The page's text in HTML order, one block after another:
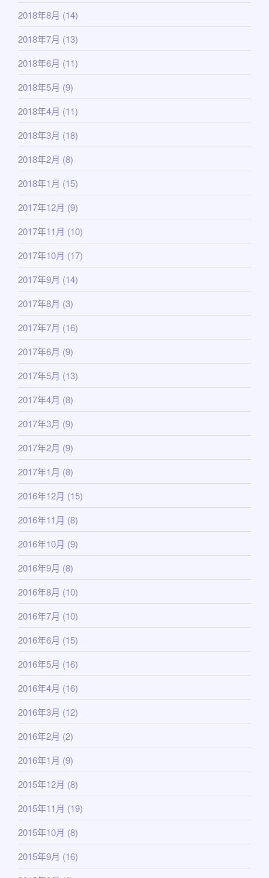
2018年8月 (14)
2018年7月 (13)
2018年6月 (11)
2018年5月 (9)
2018年4月 (11)
2018年3月 (18)
2018年2月 (8)
2018年1月 (15)
2017年12月 (9)
2017年11月 (10)
2017年10月 (17)
2017年9月 (14)
2017年8月 (3)
2017年7月 (16)
2017年6月 (9)
2017年5月 (13)
2017年4月 (8)
2017年3月 (9)
2017年2月 (9)
2017年1月 (8)
2016年12月 (15)
2016年11月 (8)
2016年10月 (9)
2016年9月 (8)
2016年8月 (10)
2016年7月 (10)
2016年6月 (15)
2016年5月 (16)
2016年4月 (16)
2016年3月 (12)
2016年2月 (2)
2016年1月 (9)
2015年12月 (8)
2015年11月 (19)
2015年10月 (8)
2015年9月 (16)